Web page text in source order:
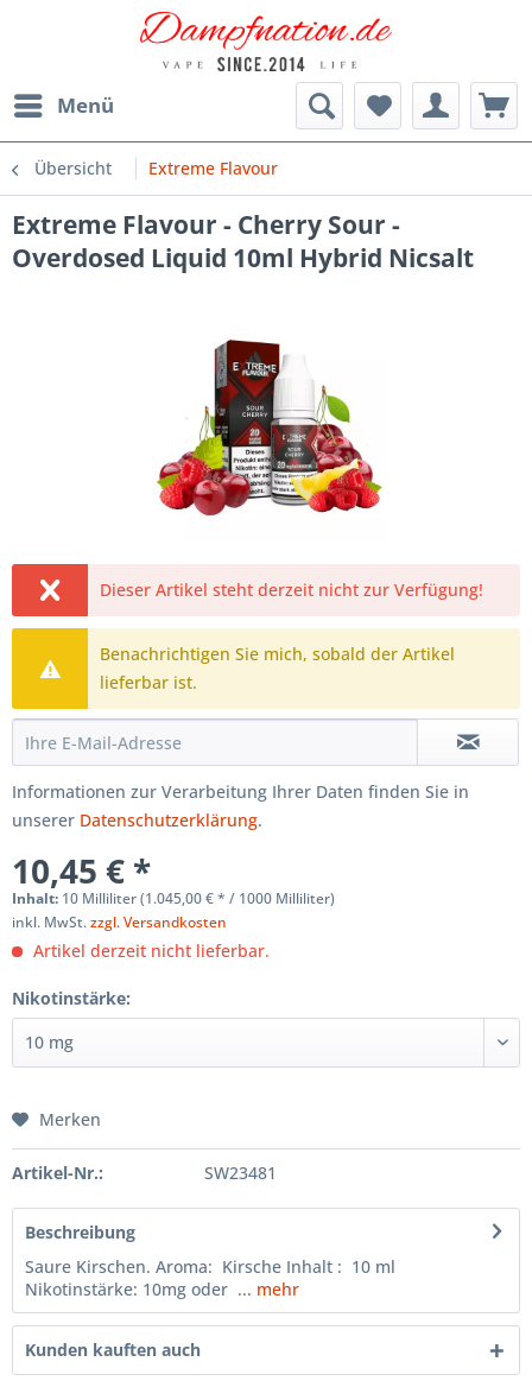
Menü
Übersicht Extreme Flavour
Extreme Flavour - Cherry Sour -
Overdosed Liquid 10ml Hybrid Nicsalt
Dieser Artikel steht derzeit nicht zur Verfügung!
Benachrichtigen Sie mich, sobald der Artikel
lieferbar ist.
Informationen zur Verarbeitung Ihrer Daten finden Sie in
unserer Datenschutzerklärung.
10,45 € *
Inhalt: 10 Milliliter (1.045,00 € * / 1000 Milliliter)
inkl. MwSt.zzgl. Versandkosten
Artikel derzeit nicht lieferbar.
Nikotinstärke:
Merken
Artikel-Nr.: SW23481
Beschreibung
Saure Kirschen. Aroma: Kirsche Inhalt : 10 ml
Nikotinstärke: 10mg oder ... mehr
Kunden kauften auch